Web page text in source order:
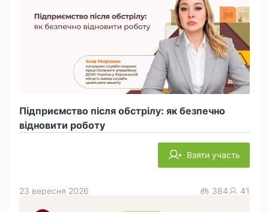
Підприємство після обстрілу: як безпечно
відновити роботу
Взяти участь
23 вересня 2026 384 41